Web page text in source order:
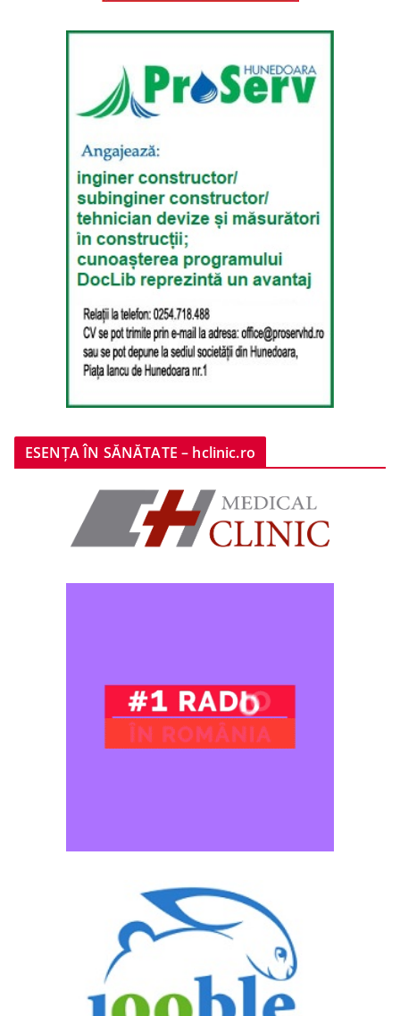
ESENȚA ÎN SĂNĂTATE – hclinic.ro